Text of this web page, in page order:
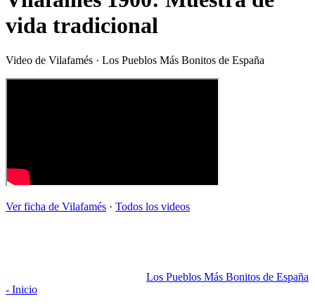
vida tradicional
Video de Vilafamés · Los Pueblos Más Bonitos de España
Ver ficha de Vilafamés · Todos los videos
Los Pueblos Más Bonitos de España
- Inicio